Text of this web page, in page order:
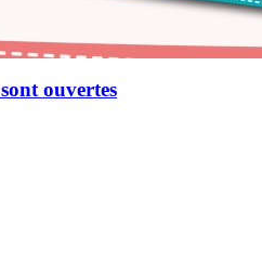
ouvertes